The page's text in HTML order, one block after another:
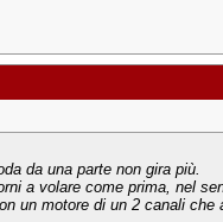
da una parte non gira più.
a volare come prima, nel
un motore di un 2 canali